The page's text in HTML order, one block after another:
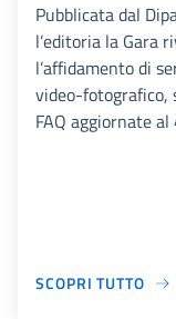
Pubblicata dal
l’editoria la Gara
l’affidamento di
video-fotografico,
FAQ aggiornate
SCOPRI TUTTO